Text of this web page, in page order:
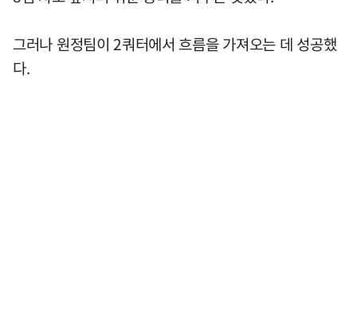
그러나 원정팀이 2쿼터에서 흐름을 가져오는 데 성공했
다.